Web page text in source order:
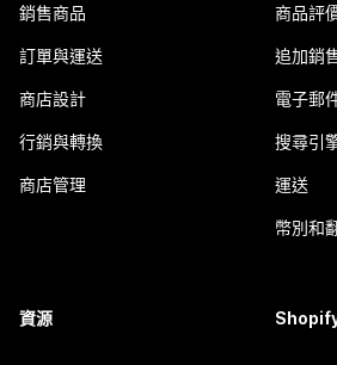
銷售商品
訂單與運送
商店設計
行銷與轉換
商店管理
商品評
追加銷
電子郵
搜尋引
運送
幣別和
資源